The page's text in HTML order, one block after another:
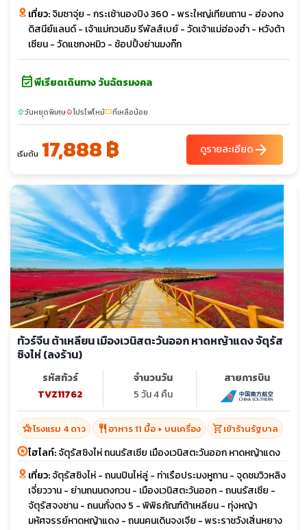
เที่ยว:จิมซาจุ่ย - กระเช้านองปิง 360 - พระใหญ่เทียนถาน - ฮ่องกง
ดิสนีย์แลนด์ - เจ้าแม่กวนอิม รีพัลส์เบย์ - วัดเจ้าแม่ฮ่องฮำ - หวังต้า
เซียน - วัดแชกงหมิว - ช้อปปิ้งย่านมงก๊ก
event_availableพีเรียดเดินทาง วันฉัตรมงคล
sunnyวันหยุดพิเศษlocal_fire_departmentโปรไฟไหม้confirmation_numberที่เหลือน้อย
เริ่มต้น 17,888 ฿ ดูรายละเอียดarrow_forward
ทัวร์จีน ต้าเหลียน เมืองเวนิสตะวันออก หาดหญ้าแดง จัตุรัส
ซิงไห่ (ลงร้าน)
รหัสทัวร์
TVZ11762
จำนวนวัน
5 วัน 4 คืน
สายการบิน
hotel_classโรงแรม 4 ดาว restaurant อาหาร 11 มื้อ + บนเครื่อง shopping_cartเข้าร้านรัฐบาล
ไฮไลท์:จัตุรัสชิงไห่ ถนนรัสเซีย เมืองเวนิสตะวันออก หาดหญ้าแดง
เที่ยว:จัตุรัสชิงไห่ - ถนนปินไห่ลู่ - ท่าเรือประมงหูถาน - จุดชมวิวหลิง
เจี่ยววาน - ย่านถนนตงกวน - เมืองเวนิสตะวันออก - ถนนรัสเซีย -
จัตุรัสจงซาน - ถนนกั่งตง 5 - พิพิธภัณฑ์ต้าเหลียน - ทุ่งหญ้า
มหัศจรรย์หาดหญ้าแดง - ถนนคนเดินจงเจีย - พระราชวังเสิ่นหยาง